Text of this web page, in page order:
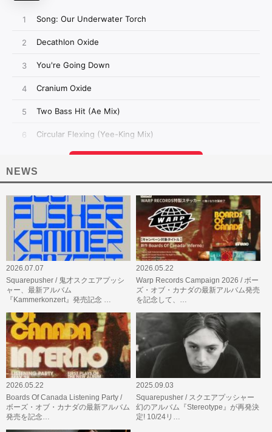
NEWS
2026.07.07
Squarepusher / 鬼才スクエアプッシ
ャー、最新アルバム
『Kammerkonzert』発売記念 …
2026.05.22
Warp Records Campaign 2026 / ボー
ズ・オブ・カナダの最新アルバム発売
を記念して、…
2026.05.22
Boards Of Canada Listening Party /
ボーズ・オブ・カナダの最新アルバム
発売を記念…
2025.09.03
Squarepusher / スクエアプッシャー
幻のアルバム『Stereotype』が再発決
定! 10/24リ…